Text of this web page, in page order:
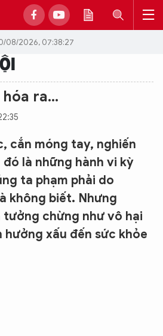
08/2026, 07:38:27
ra...
cắn móng tay, nghiến
là những hành vi kỳ
ta phạm phải do
không biết. Nhưng
chừng như vô hại
hưởng xấu đến sức khỏe